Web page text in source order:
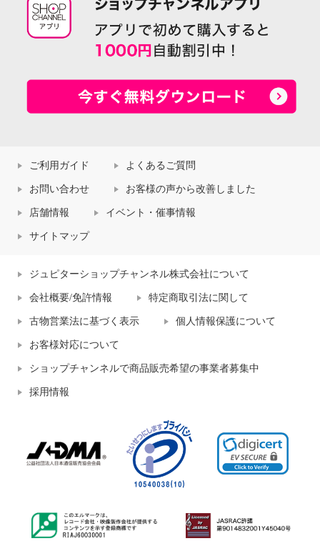
ご利用ガイド よくあるご質問
お問い合わせ お客様の声から改善しました
店舗情報 イベント・催事情報
サイトマップ
ジュピターショップチャンネル株式会社について
会社概要/免許情報 特定商取引法に関して
古物営業法に基づく表示 個人情報保護について
お客様対応について
ショップチャンネルで商品販売希望の事業者募集中
採用情報